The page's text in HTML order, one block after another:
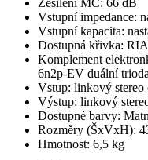
Vstupní impedance:
Vstupní kapacita:
Dostupná křivka:
Komplement
6n2p-EV duální trioda
Vstup: linkový
Výstup: linkový
Dostupné barvy:
Rozměry (ŠxVxH):
Hmotnost: 6,5 kg